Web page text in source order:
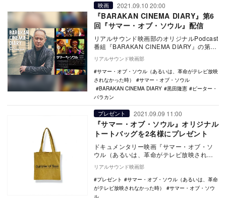
映画 2021.09.10 20:00
『BARAKAN CINEMA DIARY』第6
回『サマー・オブ・ソウル』配信
リアルサウンド映画部のオリジナルPodcast
番組『BARAKAN CINEMA DIARY』の第6
回が、本日9月10日19時よ…
リアルサウンド映画部
サマー・オブ・ソウル（あるいは、革命がテレビ放映
されなかった時）
サマー・オブ・ソウル
BARAKAN CINEMA DIARY
黒田隆憲
ピーター・
バラカン
プレゼント 2021.09.09 11:00
『サマー・オブ・ソウル』オリジナル
トートバッグを2名様にプレゼント
ドキュメンタリー映画『サマー・オブ・ソ
ウル（あるいは、革命がテレビ放映されな
かった時）』が現在公開中だ。 ヒップホ
ップ界…
リアルサウンド映画部
プレゼント
サマー・オブ・ソウル（あるいは、革命
がテレビ放映されなかった時）
サマー・オブ・ソウ
ル